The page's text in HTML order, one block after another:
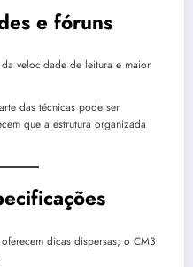
e fóruns
velocidade de leitura e maior
das técnicas pode ser
que a estrutura organizada
dicas dispersas; o CM3